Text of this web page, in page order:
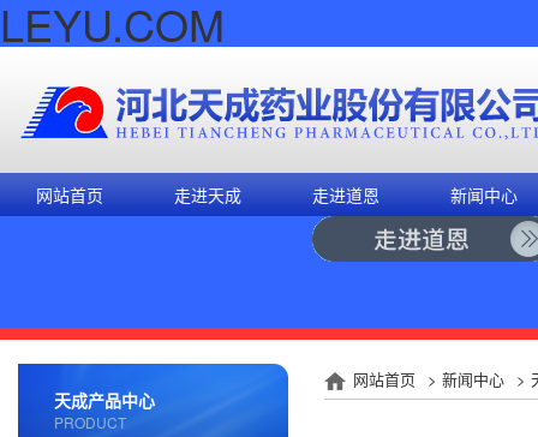
LEYU.COM
网站首页 走进天成 走进道恩 新闻中心
天成产品中心
PRODUCT
网站首页 > 新闻中心 >